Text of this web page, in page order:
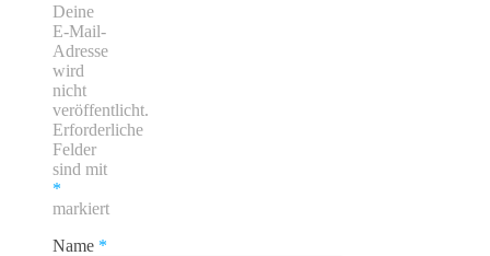
Deine
E-Mail-
Adresse
wird
nicht
veröffentlicht.
Erforderliche
Felder
sind mit
*
markiert
Name *